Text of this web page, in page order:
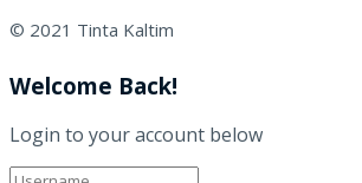
© 2021 Tinta Kaltim
Welcome Back!
Login to your account below